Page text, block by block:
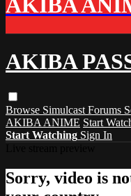
AKIBA
AKIBA
Browse Simulcast Forums
AKIBA ANIME Start
Start Watching Sign In
Sorry, video is